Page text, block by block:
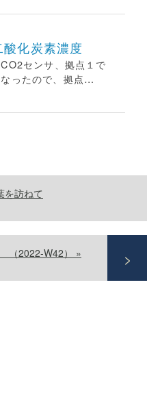
化炭素濃度
センサ、拠点１で
ったので、拠点…
を訪ねて
2022-W42） »